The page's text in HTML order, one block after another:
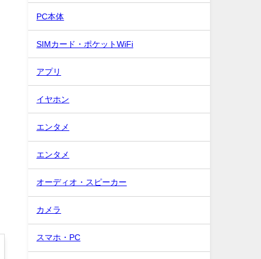
PC本体
SIMカード・ポケットWiFi
アプリ
イヤホン
エンタメ
エンタメ
オーディオ・スピーカー
カメラ
スマホ・PC